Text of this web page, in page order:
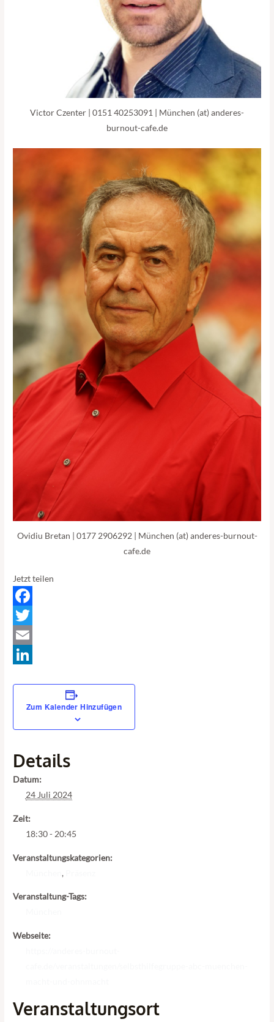
Victor Czenter | 0151 40253091‬ | München (at) anderes-
burnout-cafe.de
Ovidiu Bretan | 0177 2906292‬ | München (at) anderes-burnout-
cafe.de
Jetzt teilen
Facebook
Twitter
Email
Zum Kalender Hinzufügen
Details
Datum:
24 Juli 2024
Zeit:
18:30 - 20:45
Veranstaltungskategorien:
,
Veranstaltung-Tags:
Webseite:
Veranstaltungsort